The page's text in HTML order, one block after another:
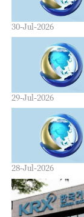
30-Jul-2026
29-Jul-2026
28-Jul-2026